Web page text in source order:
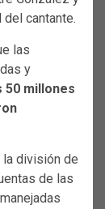
del cantante.
las
y
50 millones
la división de
de las